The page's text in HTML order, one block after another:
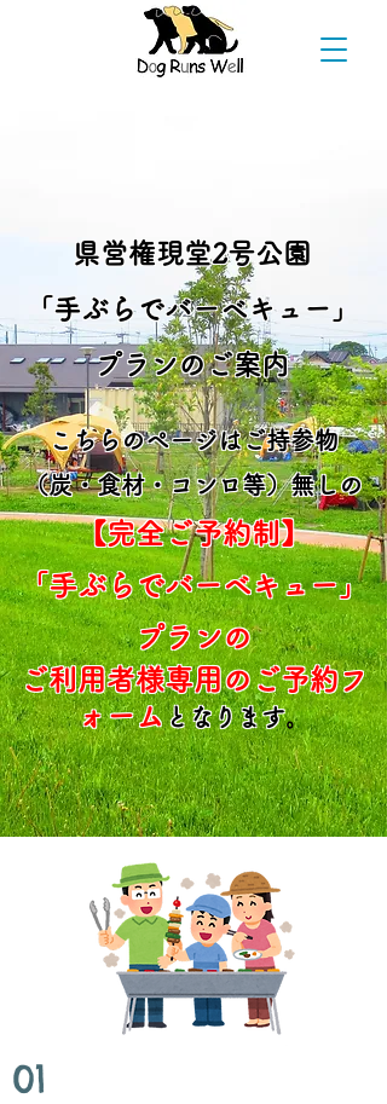
県営権現堂2号公園
​「手ぶらでバーベキュー」
プランのご案内
​こちらのページはご持参物
（炭・食材・コンロ等）無しの
【完全ご予約制】
「手ぶらでバーベキュー」
プランの
ご利用者様専用のご予約フ
ォームとなります。
01